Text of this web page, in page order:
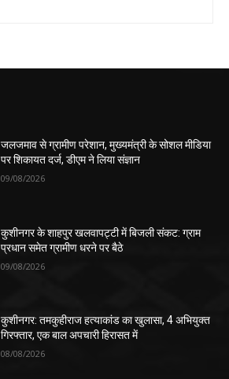
जलजमाव से ग्रामीण परेशान, मुख्यमंत्री के सोशल मीडिया
पर शिकायत दर्ज, डीएम ने लिया संज्ञान
09/08/2026
कुशीनगर के शाहपुर खलवापट्टी में बिजली संकट: ग्राम
प्रधान समेत ग्रामीण धरने पर बैठे
09/08/2026
कुशीनगर: तमकुहीराज हत्याकांड का खुलासा, 4 अभियुक्त
गिरफ्तार, एक बाल अपचारी हिरासत में
08/08/2026